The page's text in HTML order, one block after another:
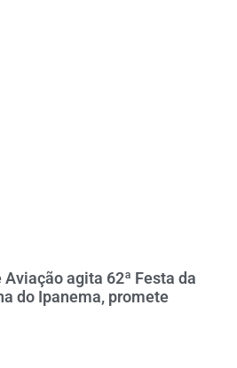
agita 62ª Festa da
do Ipanema, promete